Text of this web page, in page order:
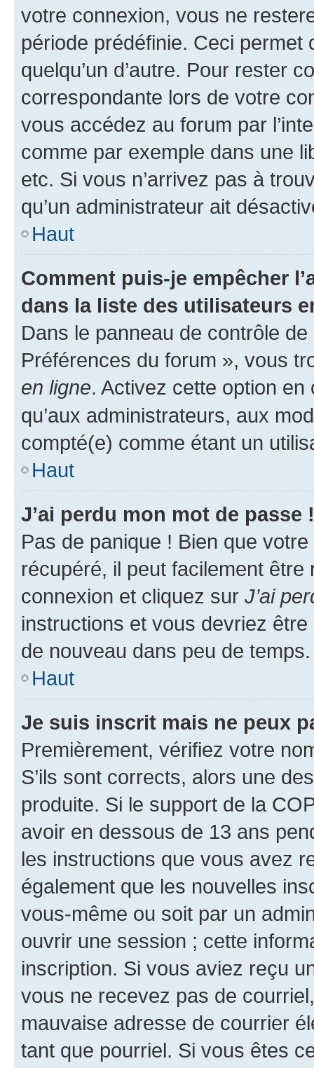
votre connexion, vous ne
période prédéfinie. Ceci permet
quelqu’un d’autre. Pour rester
correspondante lors de votre
vous accédez au forum par
comme par exemple dans une
etc. Si vous n’arrivez pas à
qu’un administrateur ait
Haut
Comment puis-je empêcher
dans la liste des utilisateurs
Dans le panneau de contrôle
Préférences du forum », vous
en ligne. Activez cette option
qu’aux administrateurs, aux
compté(e) comme étant un
Haut
J’ai perdu mon mot de passe !
Pas de panique ! Bien que
récupéré, il peut facilement
connexion et cliquez sur J’ai
instructions et vous devriez
de nouveau dans peu de temps.
Haut
Je suis inscrit mais ne peux
Premièrement, vérifiez votre
S’ils sont corrects, alors une
produite. Si le support de la
avoir en dessous de 13 ans
les instructions que vous avez
également que les nouvelles
vous-même ou soit par un
ouvrir une session ; cette
inscription. Si vous aviez reçu
vous ne recevez pas de
mauvaise adresse de courrier
tant que pourriel. Si vous êtes